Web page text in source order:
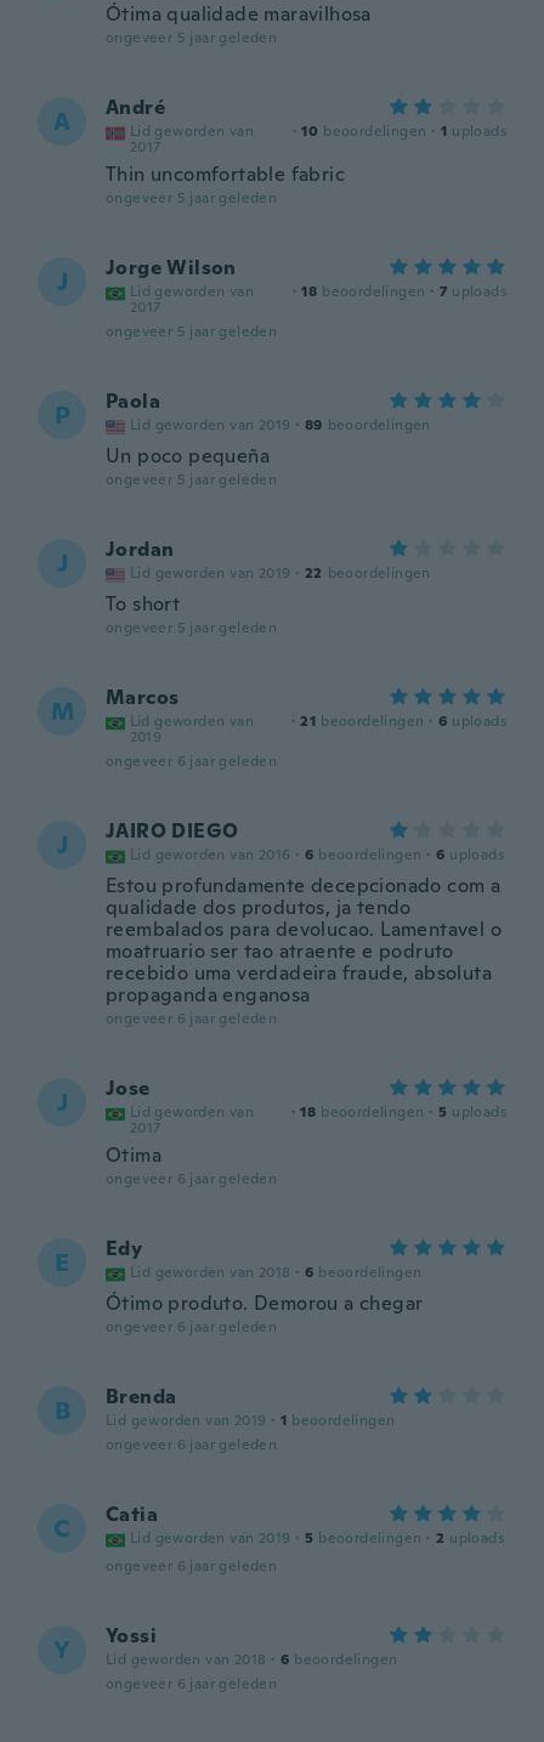
Ótima qualidade maravilhosa
ongeveer 5 jaar geleden
A André
Lid geworden van
2017
· 10 beoordelingen · 1 uploads
Thin uncomfortable fabric
ongeveer 5 jaar geleden
J Jorge Wilson
Lid geworden van
2017
· 18 beoordelingen · 7 uploads
ongeveer 5 jaar geleden
P Paola
Lid geworden van 2019 · 89 beoordelingen
Un poco pequeña
ongeveer 5 jaar geleden
J Jordan
Lid geworden van 2019 · 22 beoordelingen
To short
ongeveer 5 jaar geleden
M Marcos
Lid geworden van
2019
· 21 beoordelingen · 6 uploads
ongeveer 6 jaar geleden
J JAIRO DIEGO
Lid geworden van 2016 · 6 beoordelingen · 6 uploads
Estou profundamente decepcionado com a
qualidade dos produtos, ja tendo
reembalados para devolucao. Lamentavel o
moatruario ser tao atraente e podruto
recebido uma verdadeira fraude, absoluta
propaganda enganosa
ongeveer 6 jaar geleden
J Jose
Lid geworden van
2017
· 18 beoordelingen · 5 uploads
Otima
ongeveer 6 jaar geleden
E Edy
Lid geworden van 2018 · 6 beoordelingen
Ótimo produto. Demorou a chegar
ongeveer 6 jaar geleden
B Brenda
Lid geworden van 2019 · 1 beoordelingen
ongeveer 6 jaar geleden
C Catia
Lid geworden van 2019 · 5 beoordelingen · 2 uploads
ongeveer 6 jaar geleden
Y Yossi
Lid geworden van 2018 · 6 beoordelingen
ongeveer 6 jaar geleden